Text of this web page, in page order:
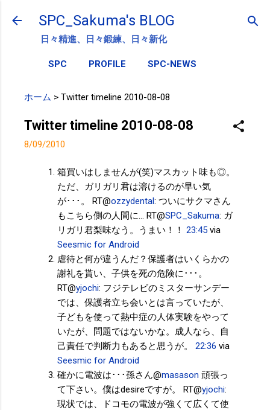
スキップしてメイン コンテンツに移動
SPC_Sakuma's BLOG
日々精進、日々鍛練、日々新化
SPC PROFILE SPC-NEWS
ホーム > Twitter timeline 2010-08-08
Twitter timeline 2010-08-08
8/09/2010
箱買いはしませんが(笑)マスカット味も◎。
ただ、ガリガリ君は溶けるのが早い気
が･･･。 RT@ozzydental: ついにサクマさん
もこちら側の人間に… RT@SPC_Sakuma: ガ
リガリ君梨味なう。うまい！！ 23:45 via
Seesmic for Android
虐待と何が違うんだ？保護者はいくらかの
謝礼を貰い、子供を死の危険に･･･。
RT@yjochi: フジテレビのミスターサンデー
では、保護者立ち会いとは言っていたが、
子どもを使って熱中症の人体実験をやって
いたが、問題ではないかな。成人なら、自
己責任で判断力もあると思うが。
22:36 via
Seesmic for Android
確かに電波は･･･孫さん@masason 頑張っ
て下さい。僕はdesireですが。 RT@yjochi:
現状では、ドコモの電波が強くて広くて使